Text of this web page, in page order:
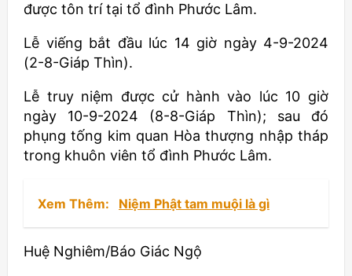
được tôn trí tại tổ đình Phước Lâm.
Lễ viếng bắt đầu lúc 14 giờ ngày 4-9-2024
(2-8-Giáp Thìn).
Lễ truy niệm được cử hành vào lúc 10 giờ
ngày 10-9-2024 (8-8-Giáp Thìn); sau đó
phụng tống kim quan Hòa thượng nhập tháp
trong khuôn viên tổ đình Phước Lâm.
Xem Thêm: Niệm Phật tam muội là gì
Huệ Nghiêm/Báo Giác Ngộ